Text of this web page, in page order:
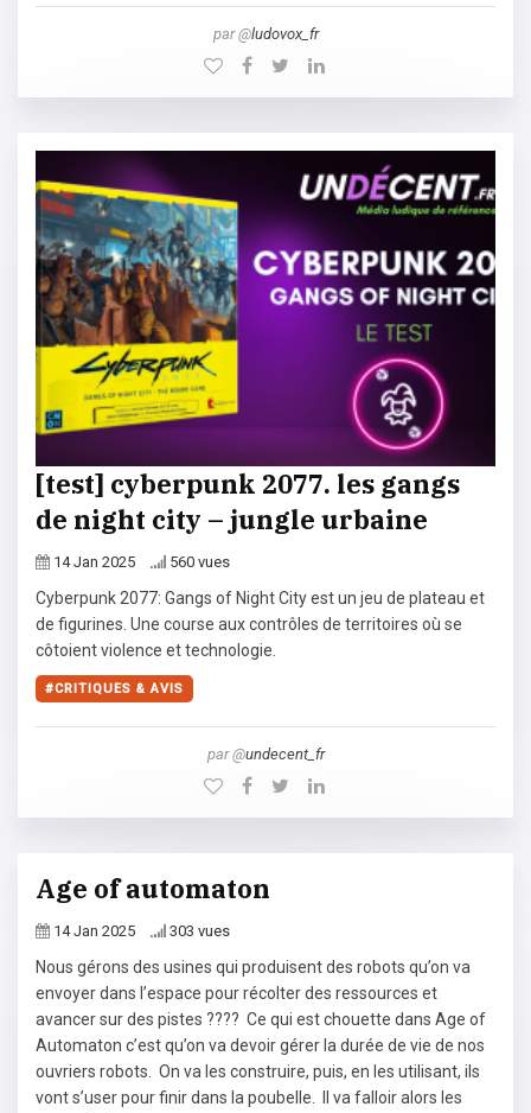
par @ludovox_fr
[test] cyberpunk 2077. les gangs
de night city – jungle urbaine
14 Jan 2025 560 vues
Cyberpunk 2077: Gangs of Night City est un jeu de plateau et
de figurines. Une course aux contrôles de territoires où se
côtoient violence et technologie.
CRITIQUES & AVIS
par @undecent_fr
Age of automaton
14 Jan 2025 303 vues
Nous gérons des usines qui produisent des robots qu’on va
envoyer dans l’espace pour récolter des ressources et
avancer sur des pistes ???? Ce qui est chouette dans Age of
Automaton c’est qu’on va devoir gérer la durée de vie de nos
ouvriers robots. On va les construire, puis, en les utilisant, ils
vont s’user pour finir dans la poubelle. Il va falloir alors les